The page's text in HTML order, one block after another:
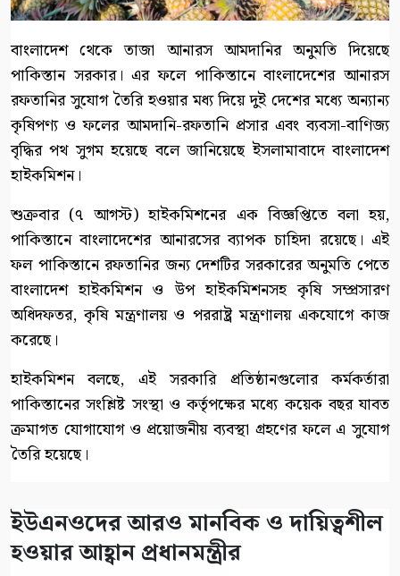
বাংলাদেশ থেকে তাজা আনারস আমদানির অনুমতি দিয়েছে
পাকিস্তান সরকার। এর ফলে পাকিস্তানে বাংলাদেশের আনারস
রফতানির সুযোগ তৈরি হওয়ার মধ্য দিয়ে দুই দেশের মধ্যে অন্যান্য
কৃষিপণ্য ও ফলের আমদানি-রফতানি প্রসার এবং ব্যবসা-বাণিজ্য
বৃদ্ধির পথ সুগম হয়েছে বলে জানিয়েছে ইসলামাবাদে বাংলাদেশ
হাইকমিশন।
শুক্রবার (৭ আগস্ট) হাইকমিশনের এক বিজ্ঞপ্তিতে বলা হয়,
পাকিস্তানে বাংলাদেশের আনারসের ব্যাপক চাহিদা রয়েছে। এই
ফল পাকিস্তানে রফতানির জন্য দেশটির সরকারের অনুমতি পেতে
বাংলাদেশ হাইকমিশন ও উপ হাইকমিশনসহ কৃষি সম্প্রসারণ
অধিদফতর, কৃষি মন্ত্রণালয় ও পররাষ্ট্র মন্ত্রণালয় একযোগে কাজ
করেছে।
হাইকমিশন বলছে, এই সরকারি প্রতিষ্ঠানগুলোর কর্মকর্তারা
পাকিস্তানের সংশ্লিষ্ট সংস্থা ও কর্তৃপক্ষের মধ্যে কয়েক বছর যাবত
ক্রমাগত যোগাযোগ ও প্রয়োজনীয় ব্যবস্থা গ্রহণের ফলে এ সুযোগ
তৈরি হয়েছে।
ইউএনওদের আরও মানবিক ও দায়িত্বশীল
হওয়ার আহ্বান প্রধানমন্ত্রীর